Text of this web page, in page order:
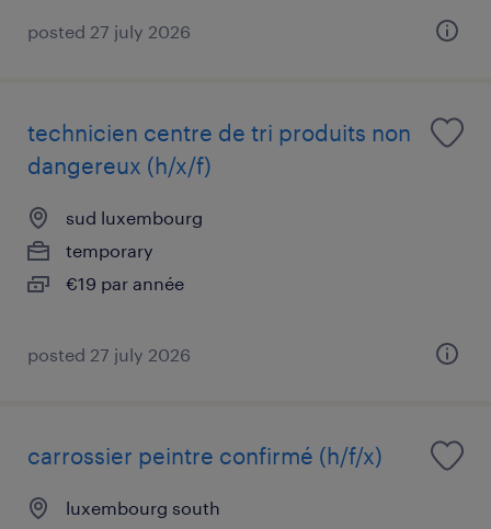
posted 27 july 2026
technicien centre de tri produits non
dangereux (h/x/f)
sud luxembourg
temporary
€19 par année
posted 27 july 2026
carrossier peintre confirmé (h/f/x)
luxembourg south